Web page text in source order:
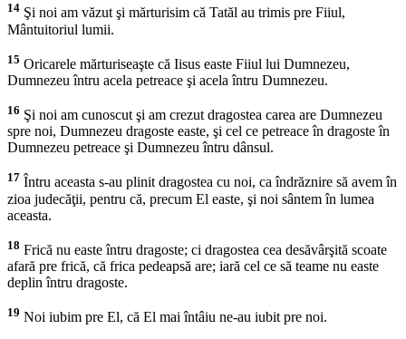
14 Şi noi am văzut şi mărturisim că Tatăl au trimis pre Fiiul,
Mântuitoriul lumii.
15 Oricarele mărturiseaşte că Iisus easte Fiiul lui Dumnezeu,
Dumnezeu întru acela petreace şi acela întru Dumnezeu.
16 Şi noi am cunoscut şi am crezut dragostea carea are Dumnezeu
spre noi, Dumnezeu dragoste easte, şi cel ce petreace în dragoste în
Dumnezeu petreace şi Dumnezeu întru dânsul.
17 Întru aceasta s-au plinit dragostea cu noi, ca îndrăznire să avem în
zioa judecăţii, pentru că, precum El easte, şi noi sântem în lumea
aceasta.
18 Frică nu easte întru dragoste; ci dragostea cea desăvârşită scoate
afară pre frică, că frica pedeapsă are; iară cel ce să teame nu easte
deplin întru dragoste.
19 Noi iubim pre El, că El mai întâiu ne-au iubit pre noi.